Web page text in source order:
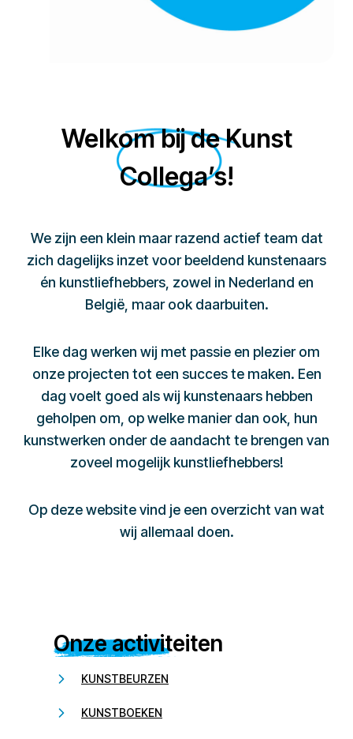
Welkom bij de Kunst
Collega’s!
We zijn een klein maar razend actief team dat
zich dagelijks inzet voor beeldend kunstenaars
én kunstliefhebbers, zowel in Nederland en
België, maar ook daarbuiten.
Elke dag werken wij met passie en plezier om
onze projecten tot een succes te maken. Een
dag voelt goed als wij kunstenaars hebben
geholpen om, op welke manier dan ook, hun
kunstwerken onder de aandacht te brengen van
zoveel mogelijk kunstliefhebbers!
Op deze website vind je een overzicht van wat
wij allemaal doen.
Onze activiteiten
KUNSTBEURZEN
KUNSTBOEKEN